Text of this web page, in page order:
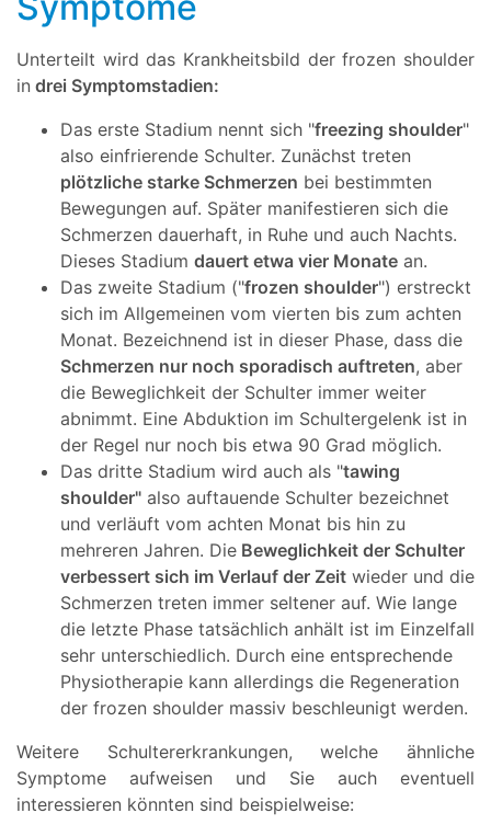
Unterteilt wird das Krankheitsbild der frozen shoulder
in drei Symptomstadien:
Das erste Stadium nennt sich "freezing shoulder"
also einfrierende Schulter. Zunächst treten
plötzliche starke Schmerzen bei bestimmten
Bewegungen auf. Später manifestieren sich die
Schmerzen dauerhaft, in Ruhe und auch Nachts.
Dieses Stadium dauert etwa vier Monate an.
Das zweite Stadium ("frozen shoulder") erstreckt
sich im Allgemeinen vom vierten bis zum achten
Monat. Bezeichnend ist in dieser Phase, dass die
Schmerzen nur noch sporadisch auftreten, aber
die Beweglichkeit der Schulter immer weiter
abnimmt. Eine Abduktion im Schultergelenk ist in
der Regel nur noch bis etwa 90 Grad möglich.
Das dritte Stadium wird auch als "tawing
shoulder" also auftauende Schulter bezeichnet
und verläuft vom achten Monat bis hin zu
mehreren Jahren. Die Beweglichkeit der Schulter
verbessert sich im Verlauf der Zeit wieder und die
Schmerzen treten immer seltener auf. Wie lange
die letzte Phase tatsächlich anhält ist im Einzelfall
sehr unterschiedlich. Durch eine entsprechende
Physiotherapie kann allerdings die Regeneration
der frozen shoulder massiv beschleunigt werden.
Weitere Schultererkrankungen, welche ähnliche
Symptome aufweisen und Sie auch eventuell
interessieren könnten sind beispielweise: